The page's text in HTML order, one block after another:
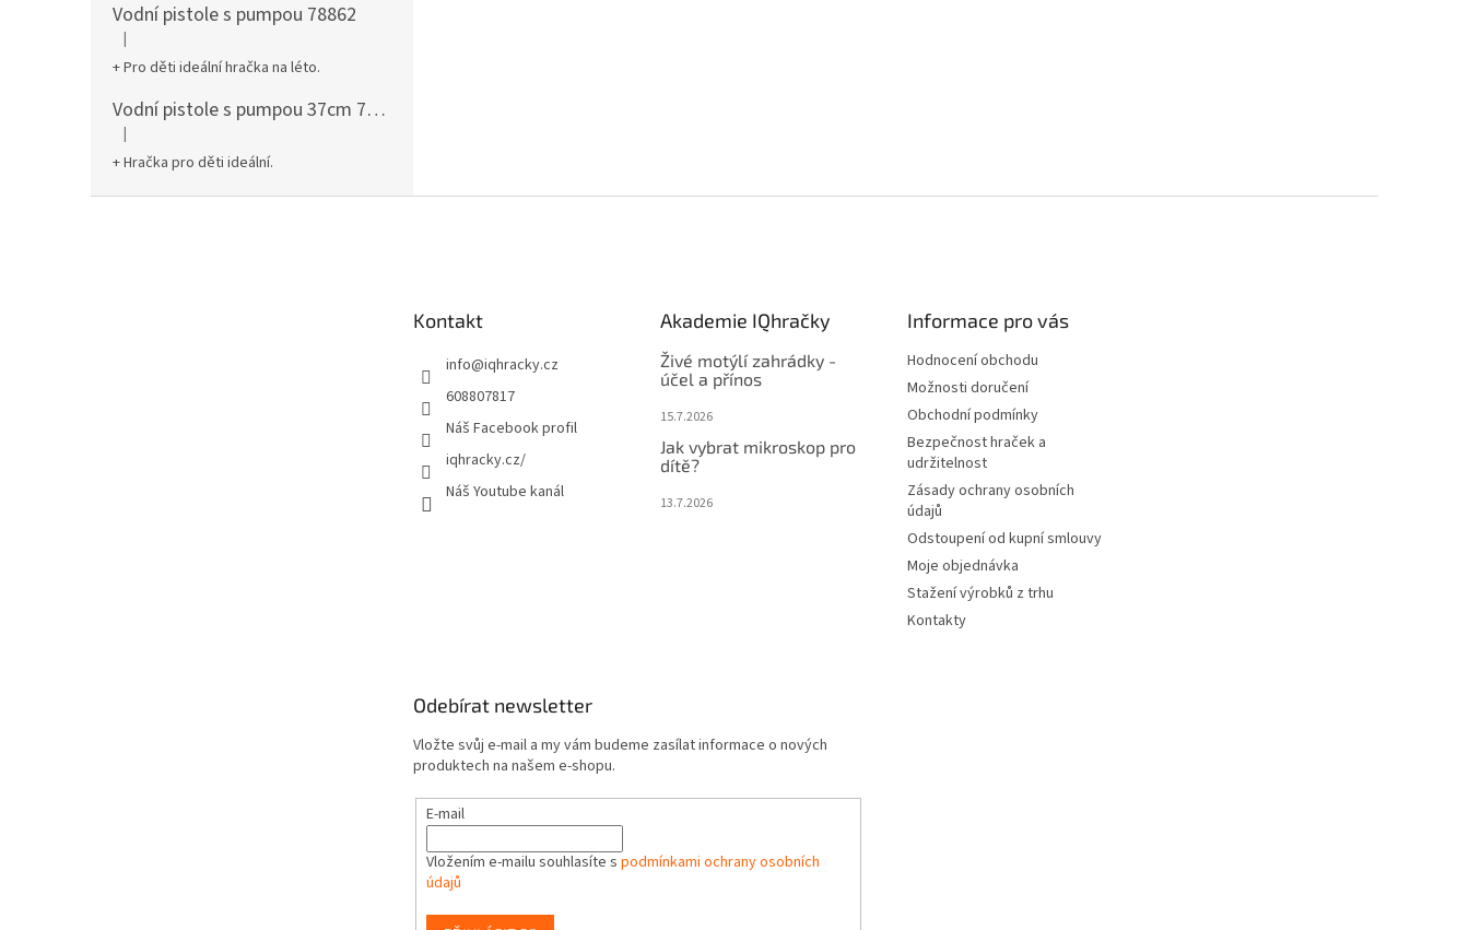
Vodní pistole s pumpou 78862
Hodnocení produktu je 5 z 5 hvězdiček.
|
+ Pro děti ideální hračka na léto.
Vodní pistole s pumpou 37cm 78961
Hodnocení produktu je 5 z 5 hvězdiček.
|
+ Hračka pro děti ideální.
Kontakt
info@iqhracky.cz
608807817
Náš Facebook profil
iqhracky.cz/
Náš Youtube kanál
Akademie IQhračky
Živé motýlí zahrádky -
účel a přínos
15.7.2026
Jak vybrat mikroskop pro
dítě?
13.7.2026
Informace pro vás
Hodnocení obchodu
Možnosti doručení
Obchodní podmínky
Bezpečnost hraček a
udržitelnost
Zásady ochrany osobních
údajů
Odstoupení od kupní smlouvy
Moje objednávka
Stažení výrobků z trhu
Kontakty
Odebírat newsletter
Vložte svůj e-mail a my vám budeme zasílat informace o nových
produktech na našem e-shopu.
E-mail
Vložením e-mailu souhlasíte s podmínkami ochrany osobních
údajů